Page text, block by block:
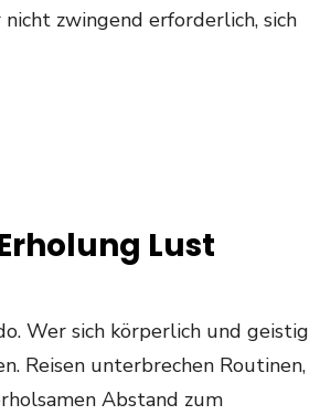
nicht zwingend erforderlich, sich
Lust
Wer sich körperlich und geistig
Reisen unterbrechen Routinen,
Abstand zum